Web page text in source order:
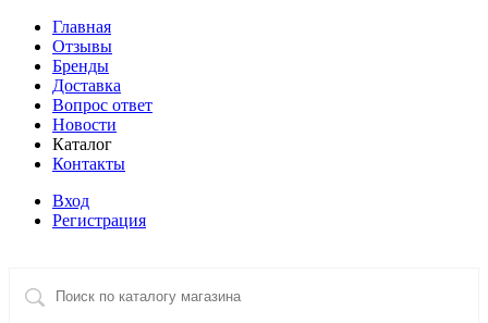
Главная
Отзывы
Бренды
Доставка
Вопрос ответ
Новости
Каталог
Контакты
Вход
Регистрация